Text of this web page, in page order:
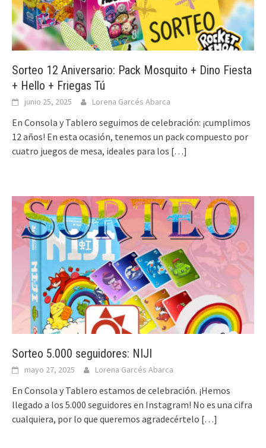
Sorteo 12 Aniversario: Pack Mosquito + Dino Fiesta
+ Hello + Friegas Tú
junio 25, 2025 Lorena Garcés Abarca
En Consola y Tablero seguimos de celebración: ¡cumplimos
12 años! En esta ocasión, tenemos un pack compuesto por
cuatro juegos de mesa, ideales para los […]
Sorteo 5.000 seguidores: NIJI
mayo 27, 2025 Lorena Garcés Abarca
En Consola y Tablero estamos de celebración. ¡Hemos
llegado a los 5.000 seguidores en Instagram! No es una cifra
cualquiera, por lo que queremos agradecértelo […]